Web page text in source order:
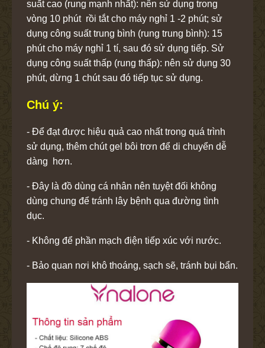
suất cao (rung mạnh nhất): nên sử dụng trong
vòng 10 phút rồi tắt cho máy nghỉ 1 -2 phút; sử
dụng công suất trung bình (rung trung bình): 15
phút cho máy nghỉ 1 tí, sau đó sử dụng tiếp. Sử
dụng công suất thấp (rung thấp): nên sử dụng 30
phút, dừng 1 chút sau đó tiếp tục sử dụng.
Chú ý:
- Để đạt được hiệu quả cao nhất trong quá trình
sử dụng, thêm chút gel bôi trơn để di chuyển dễ
dàng hơn.
- Đây là đồ dùng cá nhân nên tuyệt đối không
dùng chung để tránh lây bệnh qua đường tình
dục.
- Không để phần mạch điện tiếp xúc với nước.
- Bảo quan nơi khô thoáng, sạch sẽ, tránh bụi bẩn.